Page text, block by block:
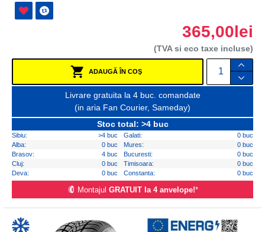
365,00lei
(TVA si eco taxe incluse)
ADAUGĂ ÎN COŞ
Livrare gratuita la 4 buc. comandate
(in aria Fan Courier, Sameday)
Stoc total: >4 buc
Sibiu: >4 buc Galati:
0 buc
Alba:
0 buc Mures:
0 buc
Brasov:
4 buc Bucuresti:
0 buc
Cluj:
0 buc Timisoara:
0 buc
Deva:
0 buc Constanta: 0 buc
Montajul GRATUIT la 4 anvelope!*